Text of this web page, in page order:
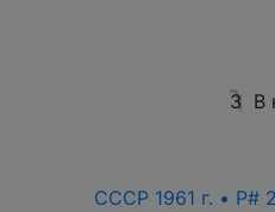
3 В
СССР 1961 г. • P#